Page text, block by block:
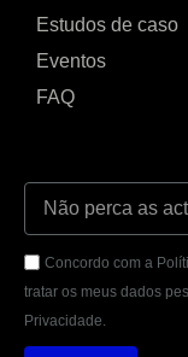
Estudos de caso
Eventos
FAQ
Concordo com a
tratar os meus dados
Privacidade.